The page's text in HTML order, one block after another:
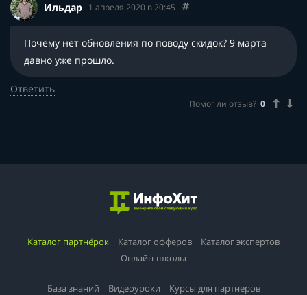
Ильдар 1 апреля 2020 в 20:45
Почему нет обновления по поводу скидок? 9 марта
давно уже прошло.
Ответить
Помог ли отзыв? 0
Каталог партнёрок Каталог офферов
Каталог экспертов
Онлайн-школы
База знаний Видеоуроки Курсы для партнеров